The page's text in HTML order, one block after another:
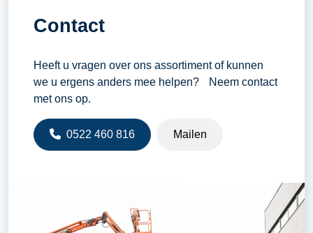
Contact
Heeft u vragen over ons assortiment of kunnen
we u ergens anders mee helpen? Neem contact
met ons op.
0522 460 816 Mailen